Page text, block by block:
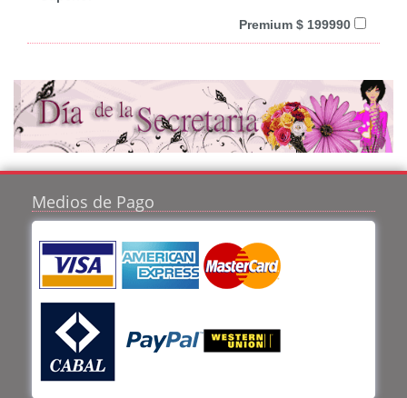
Premium $ 199990
Medios de Pago